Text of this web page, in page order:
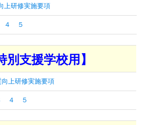
上研修実施要項
４ ５
別支援学校用】
上研修実施要項
４ ５